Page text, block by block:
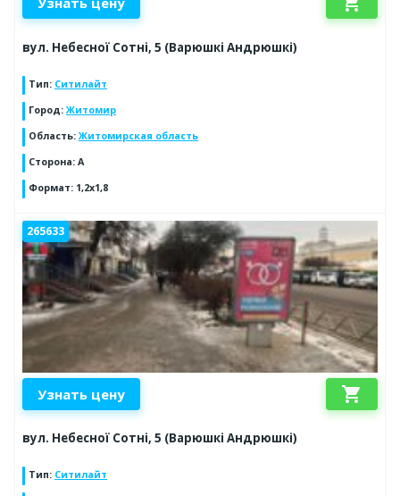
вул. Небесної Сотні, 5 (Варюшкі Андрюшкі)
Тип: Ситилайт
Город: Житомир
Область: Житомирская область
Сторона: А
Формат: 1,2х1,8
265633
Узнать цену shopping_cart
вул. Небесної Сотні, 5 (Варюшкі Андрюшкі)
Тип: Ситилайт